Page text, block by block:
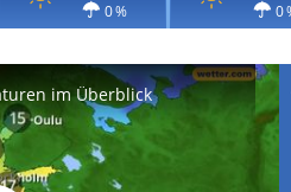
0 % 0
im Überblick